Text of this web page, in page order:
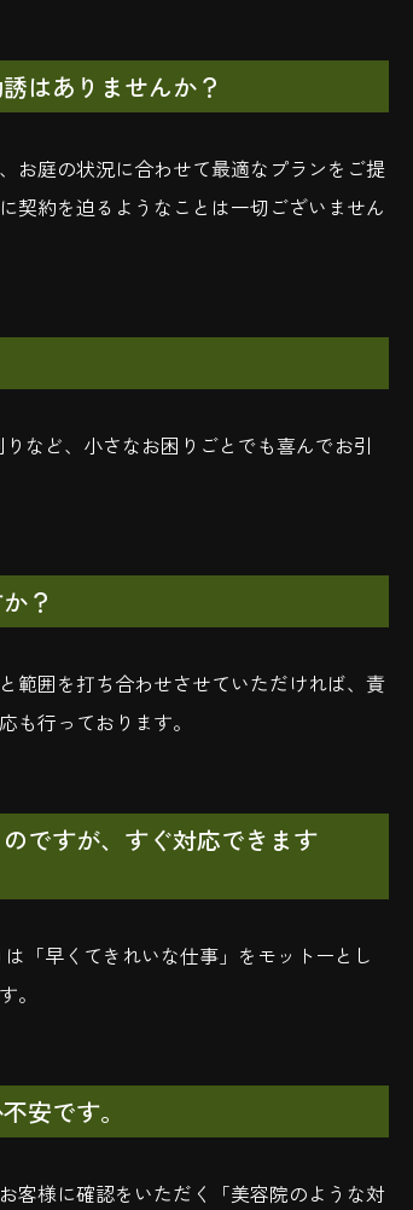
はありませんか？
お庭の状況に合わせて最適なプランをご提
契約を迫るようなことは一切ございません
など、小さなお困りごとでも喜んでお引
？
範囲を打ち合わせさせていただければ、責
も行っております。
ですが、すぐ対応できます
「早くてきれいな仕事」をモットーとし
。
安です。
客様に確認をいただく「美容院のような対